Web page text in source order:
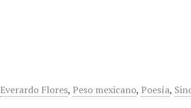
Everardo Flores, Peso mexicano, Poesía,